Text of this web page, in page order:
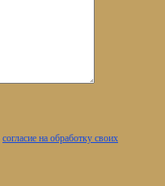
согласие на обработку своих